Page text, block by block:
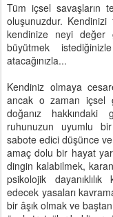
Tüm içsel savaşların
oluşunuzdur. Kendinizi
kendinize neyi değer
büyütmek
atacağınızla...
Kendiniz olmaya
ancak o zaman içsel
doğanız
ruhunuzun uyumlu bir
sabote edici düşünce
amaç dolu bir hayat
dingin kalabilmek,
psikolojik
edecek yasaları
bir âşık olmak ve